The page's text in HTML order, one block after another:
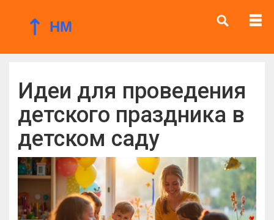
Идеи для проведения
детского праздника в
детском саду